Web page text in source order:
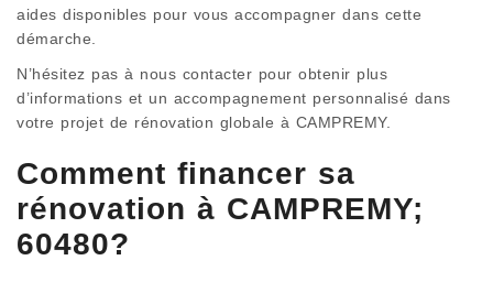
aides disponibles pour vous accompagner dans cette
démarche.
N’hésitez pas à nous contacter pour obtenir plus
d’informations et un accompagnement personnalisé dans
votre projet de rénovation globale à CAMPREMY.
Comment financer sa
rénovation à CAMPREMY;
60480?